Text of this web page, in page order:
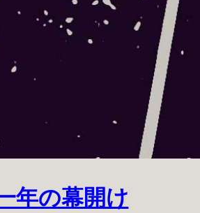
年の幕開け